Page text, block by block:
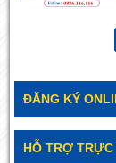
ĐĂNG KÝ
HỖ TRỢ TRỰC